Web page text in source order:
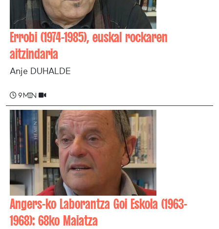
Errobi (1974-1985), euskal rockaren
aitzindaria
Anje DUHALDE
9 min
Angers-ko Laborantza Goi Eskola (1963-
1968): 68ko Maiatza